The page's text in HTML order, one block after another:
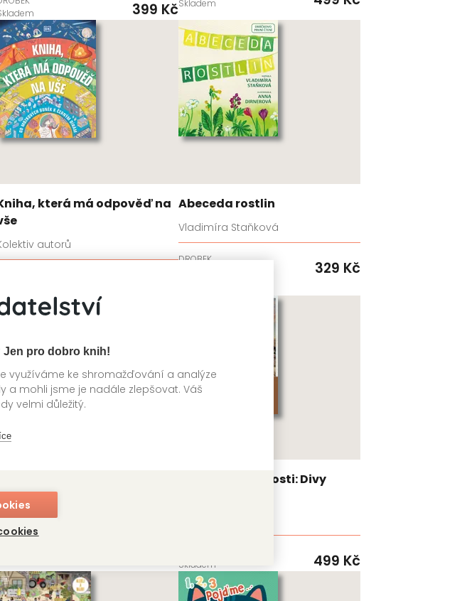
pro dobro knih!
využíváme ke shromažďování a analýze
a mohli jsme je nadále zlepšovat. Váš
velmi důležitý.
399 KčSkladem
která má odpověď na
autorů
Abeceda rostlin
Vladimíra Staňková
DROBEK
329 Kč
Bruckner
Brána do minulosti: Divy
Skladem
499 Kč